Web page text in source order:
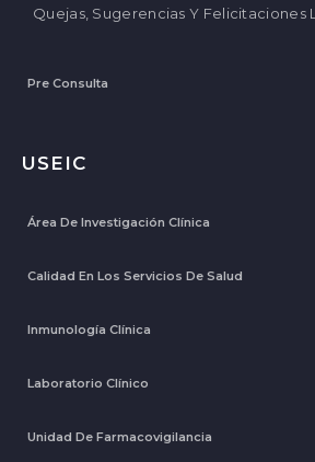
Quejas, Sugerencias Y Felicitaciones
Pre Consulta
USEIC
Área De Investigación Clínica
Calidad En Los Servicios De Salud
Inmunología Clínica
Laboratorio Clínico
Unidad De Farmacovigilancia